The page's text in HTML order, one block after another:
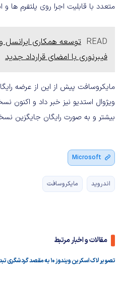
متعدد با قابلیت اجرا روی پلتفرم ها و
READ توسعه همکاری ایرانسل
فیبرنوری با امضای قرارداد جدید
بیشتر و به صورت رایگان جایگزین
Microsoft
اندروید مایکروسافت
مقالات و اخبار مرتبط
تصویر لاک اسکرین ویندوز ۱۰ به مقصد گردشگری تبدیل شد [تماشا کنید]